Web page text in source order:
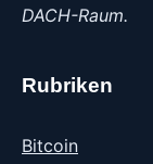
DACH-Raum.
Rubriken
Bitcoin